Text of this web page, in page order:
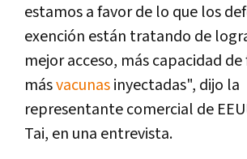
estamos a favor de lo que los
exención están tratando de
mejor acceso, más capacidad
másvacunasinyectadas", dijo la
representante comercial de
Tai, en una entrevista.